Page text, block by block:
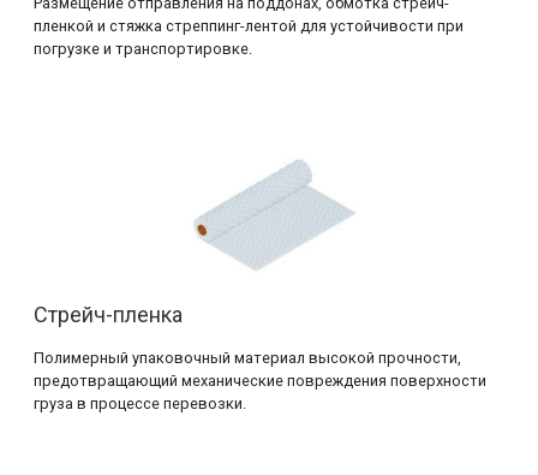
пленкой и стяжка стреппинг-лентой для устойчивости при
погрузке и транспортировке.
Стрейч-пленка
Полимерный упаковочный материал высокой прочности,
предотвращающий механические повреждения поверхности
груза в процессе перевозки.